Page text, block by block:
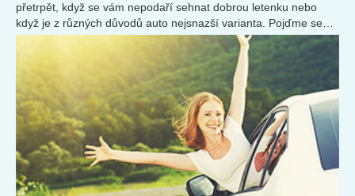
přetrpět, když se vám nepodaří sehnat dobrou letenku nebo
když je z různých důvodů auto nejsnazší varianta. Pojďme se
společně podívat na několik tipů ...